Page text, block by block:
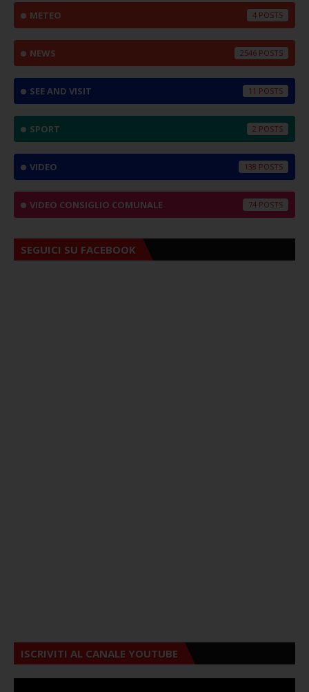
METEO 4
NEWS 2546
SEE AND VISIT 11
SPORT 2
VIDEO 138
VIDEO CONSIGLIO COMUNALE 74
SEGUICI SU FACEBOOK
ISCRIVITI AL CANALE YOUTUBE